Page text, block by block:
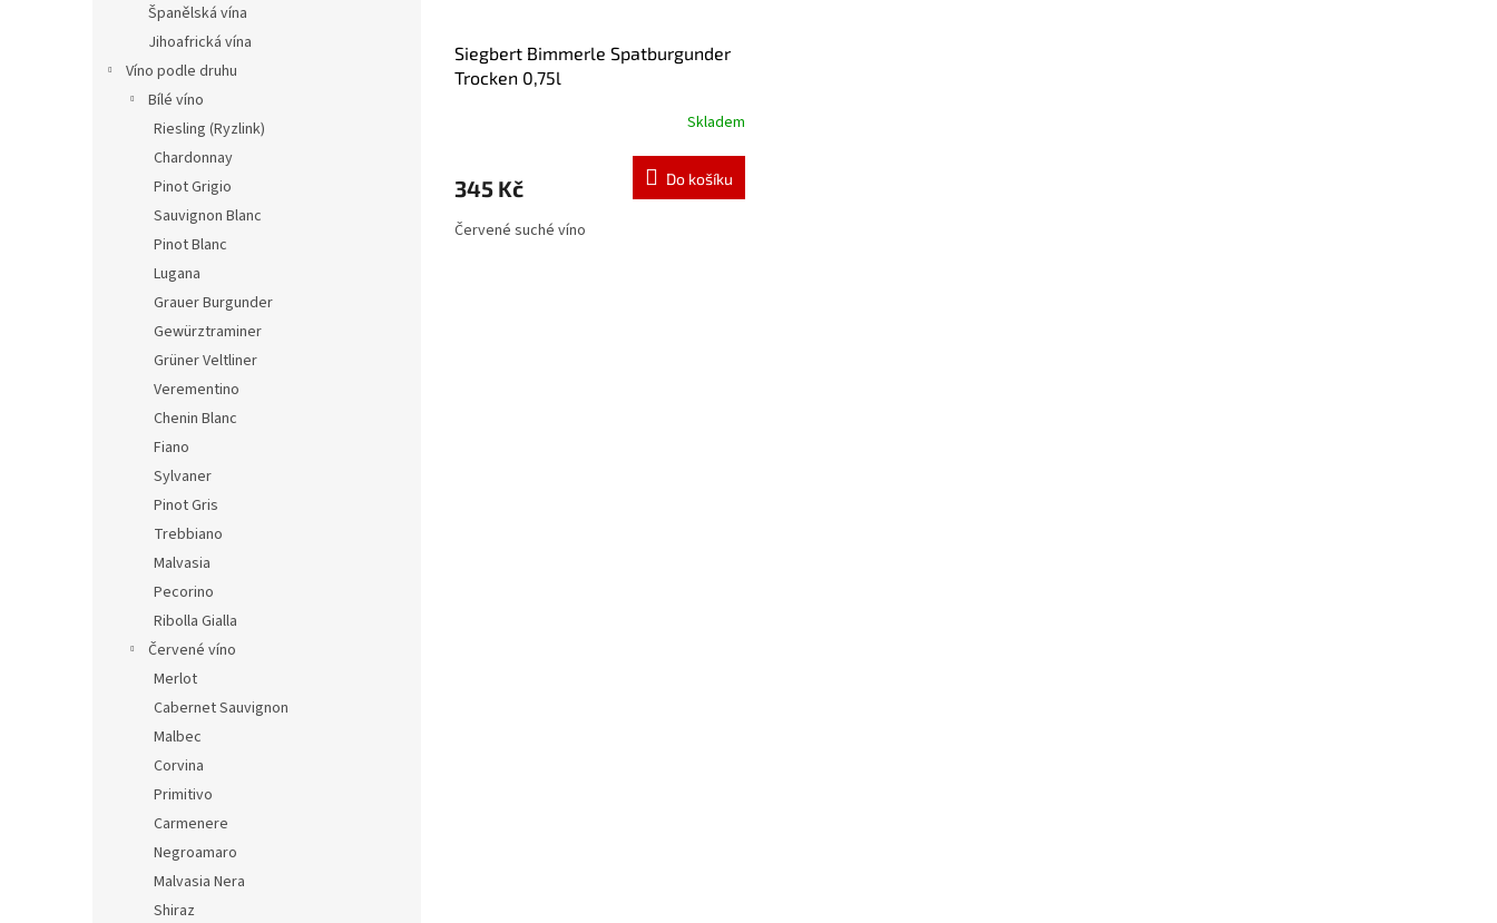
Španělská vína
Jihoafrická vína
Víno podle druhu
Bílé víno
Riesling (Ryzlink)
Chardonnay
Pinot Grigio
Sauvignon Blanc
Pinot Blanc
Lugana
Grauer Burgunder
Gewürztraminer
Grüner Veltliner
Verementino
Chenin Blanc
Fiano
Sylvaner
Pinot Gris
Trebbiano
Malvasia
Pecorino
Ribolla Gialla
Červené víno
Merlot
Cabernet Sauvignon
Malbec
Corvina
Primitivo
Carmenere
Negroamaro
Malvasia Nera
Shiraz
Siegbert Bimmerle Spatburgunder
Trocken 0,75l
Skladem
345 Kč Do košíku
Červené suché víno